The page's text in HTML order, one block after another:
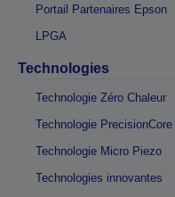
Portail Partenaires Epson
LPGA
Technologies
Technologie Zéro Chaleur
Technologie PrecisionCore
Technologie Micro Piezo
Technologies innovantes